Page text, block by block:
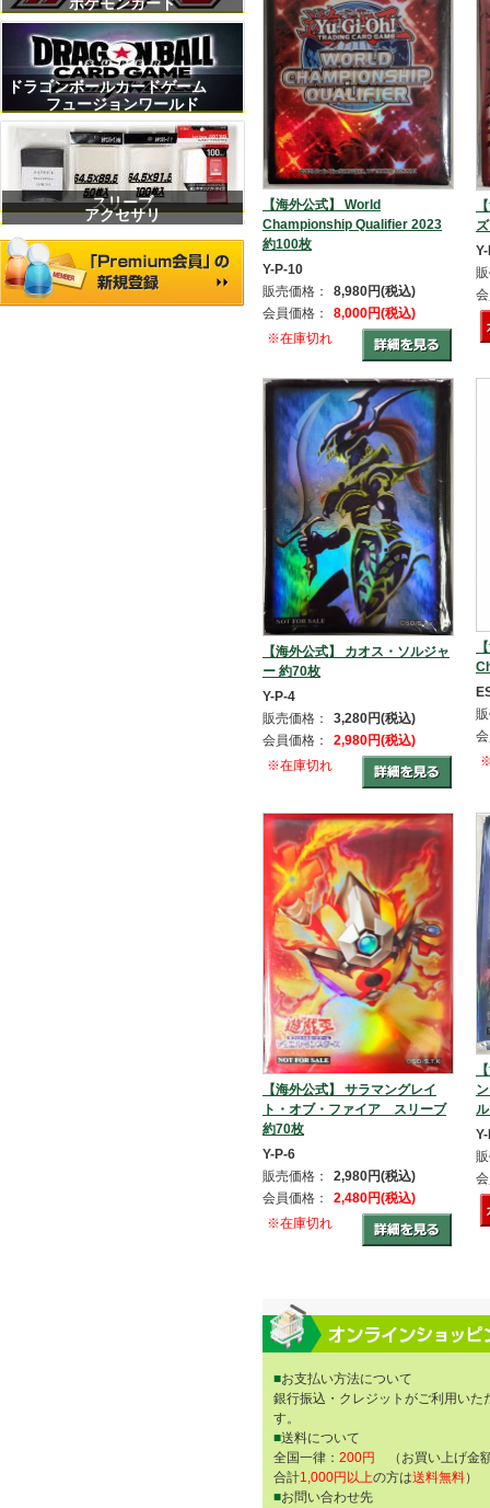
【海外公式】 World
Championship Qualifier 2023
約100枚
Y-P-10
販売価格：
8,980円(税込)
会員価格：
8,000円(税込)
※在庫切れ
【海外公式】 カオス・ソルジャ
ー 約70枚
Y-P-4
販売価格：
3,280円(税込)
会員価格：
2,980円(税込)
※在庫切れ
【海外公式】 サラマングレイ
ト・オブ・ファイア スリーブ
約70枚
Y-P-6
販売価格：
2,980円(税込)
会員価格：
2,480円(税込)
※在庫切れ
■お支払い方法について
銀行振込・クレジットがご利用いた
す。
■送料について
全国一律： 200円
（お買い上げ金
合計1,000円以上の方は送料無料）
■お問い合わせ先
ドラゴンボールカードゲーム
フュージョンワールド
スリーブ
アクセサリ